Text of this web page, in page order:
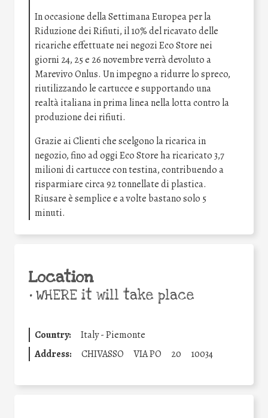
In occasione della Settimana Europea per la
Riduzione dei Rifiuti, il 10% del ricavato delle
ricariche effettuate nei negozi Eco Store nei
giorni 24, 25 e 26 novembre verrà devoluto a
Marevivo Onlus. Un impegno a ridurre lo spreco,
riutilizzando le cartucce e supportando una
realtà italiana in prima linea nella lotta contro la
produzione dei rifiuti.
Grazie ai Clienti che scelgono la ricarica in
negozio, fino ad oggi Eco Store ha ricaricato 3,7
milioni di cartucce con testina, contribuendo a
risparmiare circa 92 tonnellate di plastica.
Riusare è semplice e a volte bastano solo 5
minuti.
Location
•WHERE it will take place
Country:
Italy - Piemonte
Address:
CHIVASSO VIA PO 20 10034